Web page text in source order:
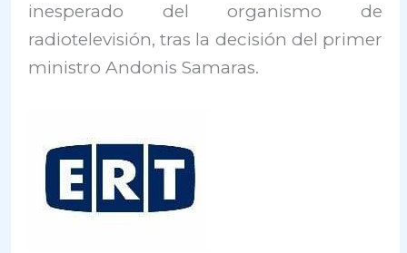
inesperado del organismo de
radiotelevisión, tras la decisión del primer
ministro Andonis Samaras.